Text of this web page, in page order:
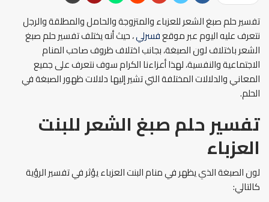
تفسير حلم صبغ الشعر للعزباء والمتزوجة والحامل والمطلقة والرجل
نتعرف عليه اليوم عبر موقعفسرلي، حيث أنه يختلف تفسير حلم صبغ
الشعر باختلاف لون الصبغة، بجانب اختلاف ظروف صاحب المنام
الاجتماعية والنفسية، لهذا أعزاءنا الكرام سوف نتعرف على جميع
المعاني والدلالات المختلفة التي تشير إليها دلالات ظهور الصبغة في
الحلم.
تفسير حلم صبغ الشعر للبنت
العزباء
لون الصبغة الذي يظهر في منام البنت العزباء يؤثر في تفسير الرؤية
كالتالي: